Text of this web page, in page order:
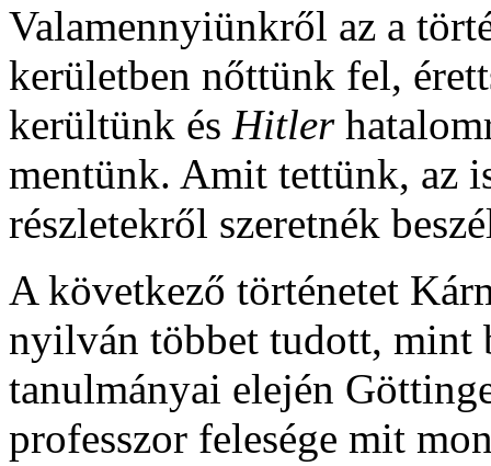
Valamennyiünkről az a
kerületben nőttünk fel,
kerültünk és Hitler
mentünk. Amit tettünk, az
részletekről szeretnék
A következő történetet
nyilván többet tudott, mint
tanulmányai elején
professzor felesége mit